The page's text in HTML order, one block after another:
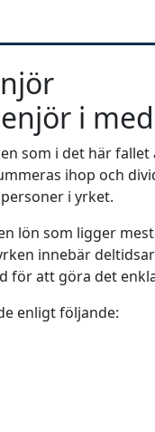
i
som i det här fallet
ihop och
i yrket.
lön som ligger
innebär
för att göra det
enligt följande: